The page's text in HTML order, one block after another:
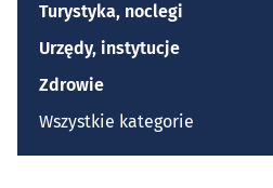
Turystyka, noclegi
Urzędy, instytucje
Zdrowie
Wszystkie kategorie